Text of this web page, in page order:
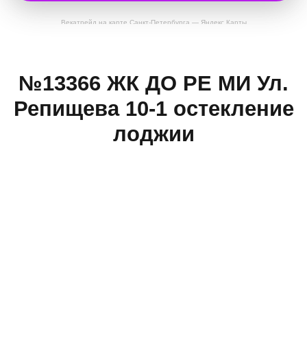
Векатрейд на карте Санкт‑Петербурга — Яндекс Карты
№13366 ЖК ДО РЕ МИ Ул.
Репищева 10-1 остекление
лоджии